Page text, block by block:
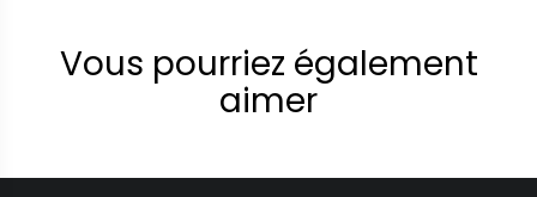
Vous pourriez également
aimer